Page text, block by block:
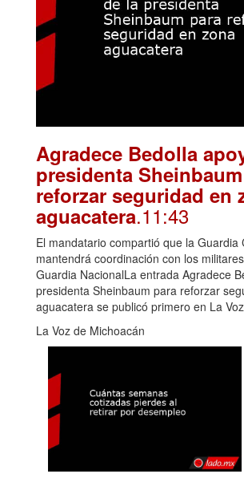
Agradece Bedolla
presidenta
reforzar seguridad en
aguacatera.11:43
El mandatario compartió que la Guardia
mantendrá coordinación con los
Guardia NacionalLa entrada Agradece
presidenta Sheinbaum para reforzar
aguacatera se publicó primero en La
La Voz de Michoacán